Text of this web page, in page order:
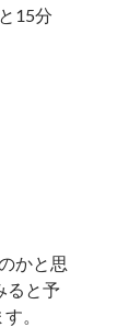
15分
かと思
ると予
。